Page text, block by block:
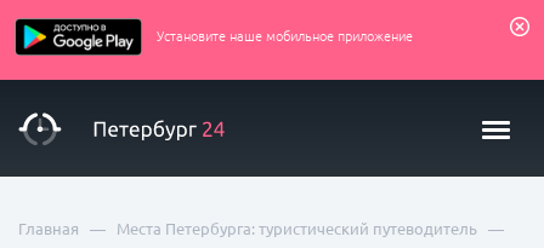
Установите наше мобильное приложение
Главная — Места Петербурга: туристический путеводитель —